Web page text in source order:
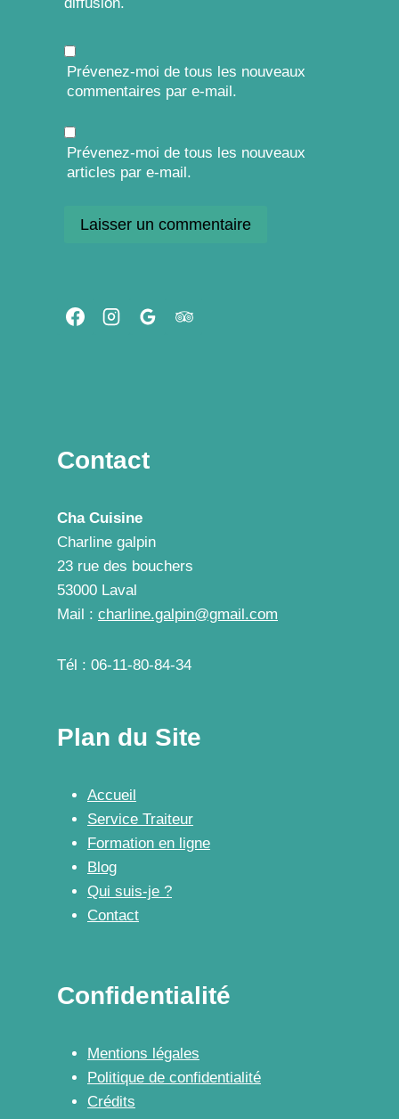
Prévenez-moi de tous les nouveaux
commentaires par e-mail.
Prévenez-moi de tous les nouveaux
articles par e-mail.
Contact
Cha Cuisine
Charline galpin
23 rue des bouchers
53000 Laval
Mail : charline.galpin@gmail.com
Tél : 06-11-80-84-34
Plan du Site
Accueil
Service Traiteur
Formation en ligne
Blog
Qui suis-je ?
Contact
Confidentialité
Mentions légales
Politique de confidentialité
Crédits